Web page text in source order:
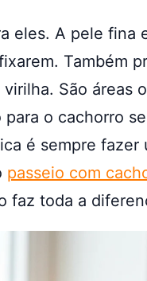
eles. A pele fina
Também
São áreas
o cachorro
é sempre fazer
passeio com
faz toda a